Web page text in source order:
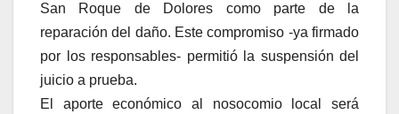
San Roque de Dolores como parte de la
reparación del daño. Este compromiso -ya firmado
por los responsables- permitió la suspensión del
juicio a prueba.
El aporte económico al nosocomio local será